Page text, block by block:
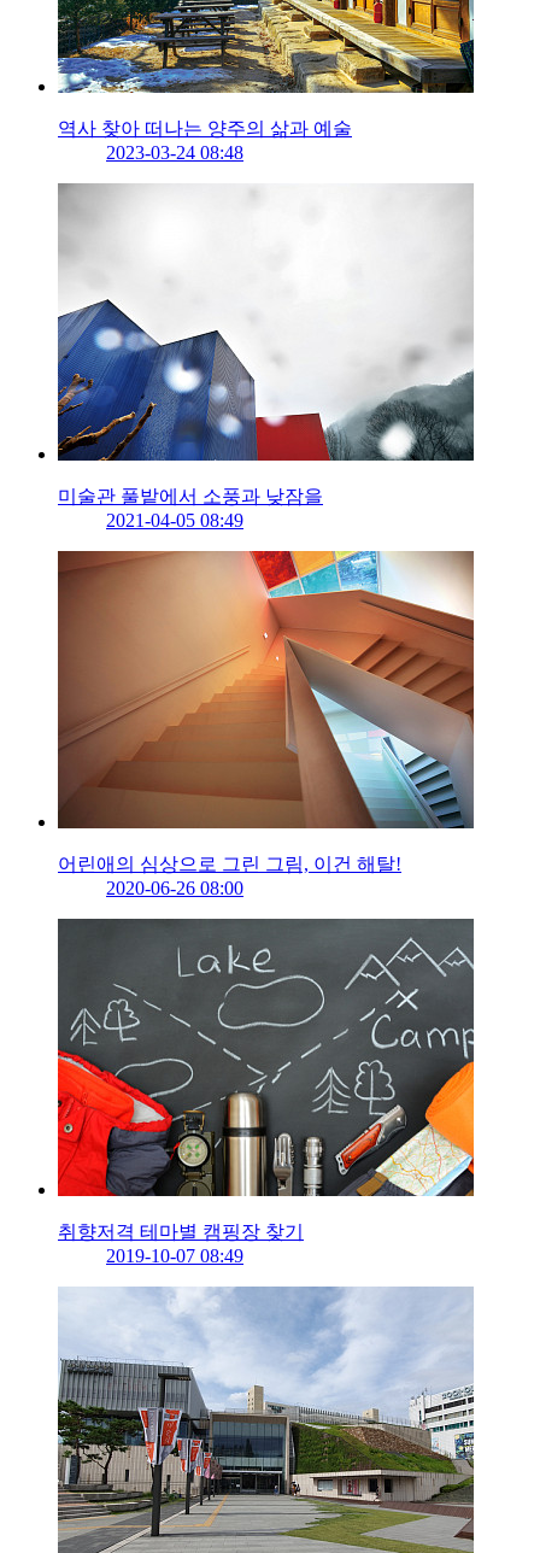
역사 찾아 떠나는 양주의 삶과 예술
2023-03-24 08:48
미술관 풀밭에서 소풍과 낮잠을
2021-04-05 08:49
어린애의 심상으로 그린 그림, 이건 해탈!
2020-06-26 08:00
취향저격 테마별 캠핑장 찾기
2019-10-07 08:49